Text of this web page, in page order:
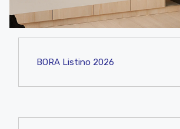
BORA Listino 2026